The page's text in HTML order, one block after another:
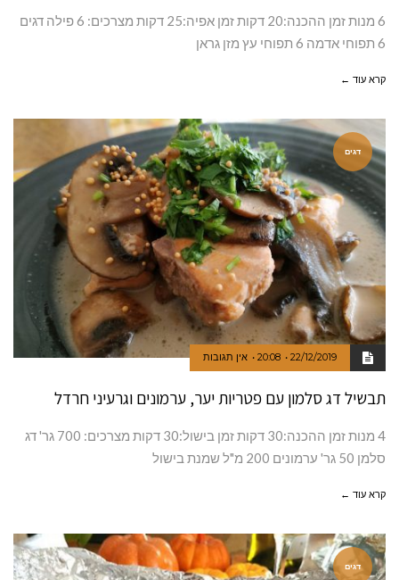
6 מנות זמן ההכנה:20 דקות זמן אפיה:25 דקות מצרכים: 6 פילה דגים
6 תפוחי אדמה 6 תפוחי עץ מזן גראן
קרא עוד ←
דגים
22/12/2019
20:08 אין תגובות
תבשיל דג סלמון עם פטריות יער, ערמונים וגרעיני חרדל
4 מנות זמן ההכנה:30 דקות זמן בישול:30 דקות מצרכים: 700 גר' דג
סלמן 50 גר' ערמונים 200 מ"ל שמנת בישול
קרא עוד ←
דגים